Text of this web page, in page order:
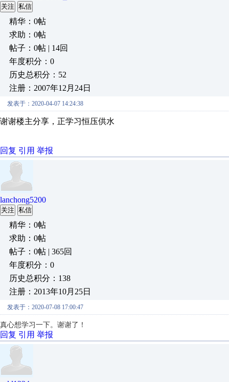
关注 私信
精华：0帖
求助：0帖
帖子：0帖 | 14回
年度积分：0
历史总积分：52
注册：2007年12月24日
发表于：2020-04-07 14:24:38
谢谢楼主分享，正学习恒压供水
回复 引用 举报
lanchong5200
关注 私信
精华：0帖
求助：0帖
帖子：0帖 | 365回
年度积分：0
历史总积分：138
注册：2013年10月25日
发表于：2020-07-08 17:00:47
真心想学习一下。谢谢了！
回复 引用 举报